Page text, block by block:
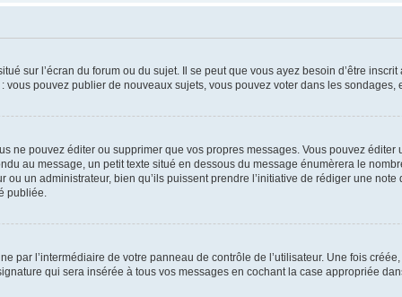
sur l’écran du forum ou du sujet. Il se peut que vous ayez besoin d’être
pouvez publier de nouveaux sujets, vous pouvez voter dans les sondages,
ne pouvez éditer ou supprimer que vos propres messages. Vous pouvez
au message, un petit texte situé en dessous du message énumèrera le
ou un administrateur, bien qu’ils puissent prendre l’initiative de rédiger une
publiée.
par l’intermédiaire de votre panneau de contrôle de l’utilisateur. Une fois
qui sera insérée à tous vos messages en cochant la case appropriée